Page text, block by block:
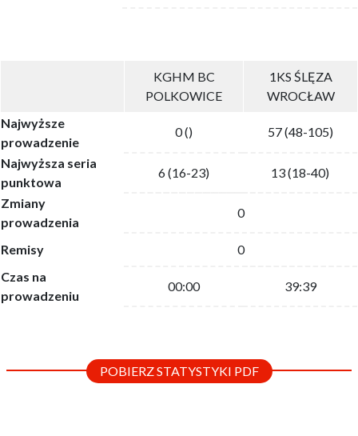
KGHM BC
POLKOWICE
1KS ŚLĘZA
WROCŁAW
Najwyższe
prowadzenie
0 () 57 (48-105)
Najwyższa seria
punktowa
6 (16-23)
13 (18-40)
Zmiany
prowadzenia
0
Remisy
0
Czas na
prowadzeniu
00:00 39:39
POBIERZ STATYSTYKI PDF